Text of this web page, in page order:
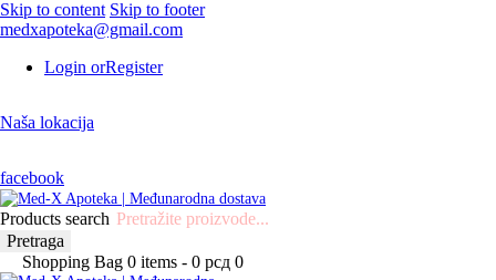
Skip to content Skip to footer
medxapoteka@gmail.com
Login orRegister
Naša lokacija
facebook
Products search
Pretraga
Shopping Bag 0 items - 0 рсд 0